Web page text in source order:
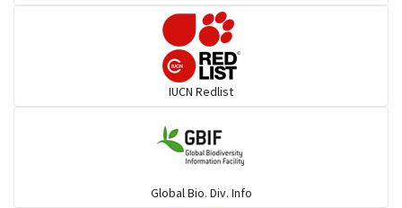
ধোরা ও তার সহজাত
IUCN Redlist
Global Bio. Div. Info